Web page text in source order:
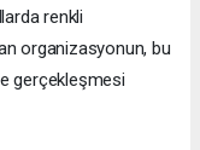
renkli
organizasyonun, bu
gerçekleşmesi